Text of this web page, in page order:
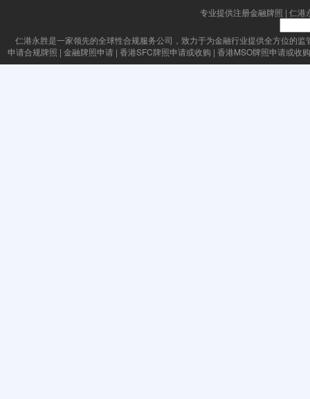
专业提供注册金融牌照 | 仁港
仁港永胜是一家领先的全球性合规服务公司，致力于为金融行业提供全方位的
申请合规牌照 | 金融牌照申请 | 香港SFC牌照申请或收购 | 香港MSO牌照申请或收购